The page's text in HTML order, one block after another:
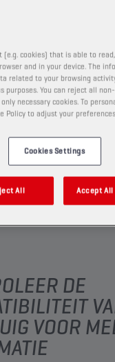
130 °C. Niet
en verpakkingen
EEN
TDS
DE
VOOR
(e.g. cookies) that is able to
and in your device. The
related to your browsing
purposes. You can reject all
necessary cookies. To
Policy to adjust your
Cookies Settings
All Accept All